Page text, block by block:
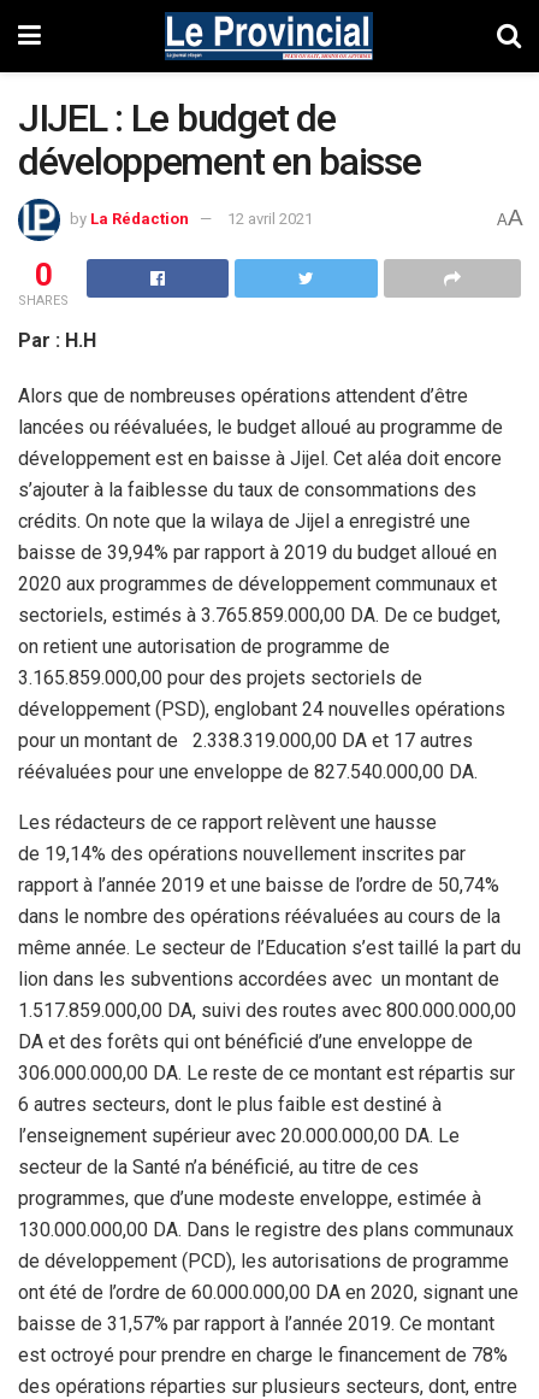
JIJEL : Le budget de
développement en baisse
by La Rédaction 12 avril 2021 AA
0
SHARES
Par : H.H
Alors que de nombreuses opérations attendent d’être
lancées ou réévaluées, le budget alloué au programme de
développement est en baisse à Jijel. Cet aléa doit encore
s’ajouter à la faiblesse du taux de consommations des
crédits. On note que la wilaya de Jijel a enregistré une
baisse de 39,94% par rapport à 2019 du budget alloué en
2020 aux programmes de développement communaux et
sectoriels, estimés à 3.765.859.000,00 DA. De ce budget,
on retient une autorisation de programme de
3.165.859.000,00 pour des projets sectoriels de
développement (PSD), englobant 24 nouvelles opérations
pour un montant de 2.338.319.000,00 DA et 17 autres
réévaluées pour une enveloppe de 827.540.000,00 DA.
Les rédacteurs de ce rapport relèvent une hausse
de 19,14% des opérations nouvellement inscrites par
rapport à l’année 2019 et une baisse de l’ordre de 50,74%
dans le nombre des opérations réévaluées au cours de la
même année. Le secteur de l’Education s’est taillé la part du
lion dans les subventions accordées avec un montant de
1.517.859.000,00 DA, suivi des routes avec 800.000.000,00
DA et des forêts qui ont bénéficié d’une enveloppe de
306.000.000,00 DA. Le reste de ce montant est répartis sur
6 autres secteurs, dont le plus faible est destiné à
l’enseignement supérieur avec 20.000.000,00 DA. Le
secteur de la Santé n’a bénéficié, au titre de ces
programmes, que d’une modeste enveloppe, estimée à
130.000.000,00 DA. Dans le registre des plans communaux
de développement (PCD), les autorisations de programme
ont été de l’ordre de 60.000.000,00 DA en 2020, signant une
baisse de 31,57% par rapport à l’année 2019. Ce montant
est octroyé pour prendre en charge le financement de 78%
des opérations réparties sur plusieurs secteurs, dont, entre